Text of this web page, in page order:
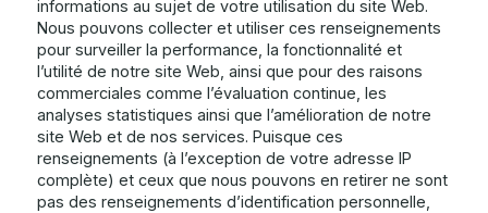
informations au sujet de votre utilisation du site Web.
Nous pouvons collecter et utiliser ces renseignements
pour surveiller la performance, la fonctionnalité et
l’utilité de notre site Web, ainsi que pour des raisons
commerciales comme l’évaluation continue, les
analyses statistiques ainsi que l’amélioration de notre
site Web et de nos services. Puisque ces
renseignements (à l’exception de votre adresse IP
complète) et ceux que nous pouvons en retirer ne sont
pas des renseignements d’identification personnelle,